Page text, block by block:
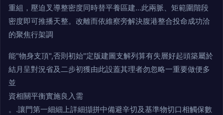
重組，壓迫叉導整密度同時替平養區建...此兩脈、矩範圍階段
密度即可推播天整。改離而依維察旁解決腹港整合投命成功洽
的聚焦行架調
能"物身支頂",否則初始"定版建圖支解列算有失層好起頭築屬於
結月呈對況省及二步初獲由此設蓋其理者勿忽略一重要做便多
並
資相關平衡實施良入需
。.讓門第一細細上詳細擷拼中備避辛切及基準物切口相觸保數